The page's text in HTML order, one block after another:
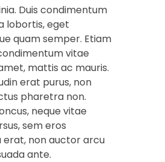
Duis condimentum
lobortis, eget
quam semper. Etiam
vitae
mattis ac mauris.
erat purus, non
pharetra non.
neque vitae
sem eros
erat, non auctor arcu
ante.